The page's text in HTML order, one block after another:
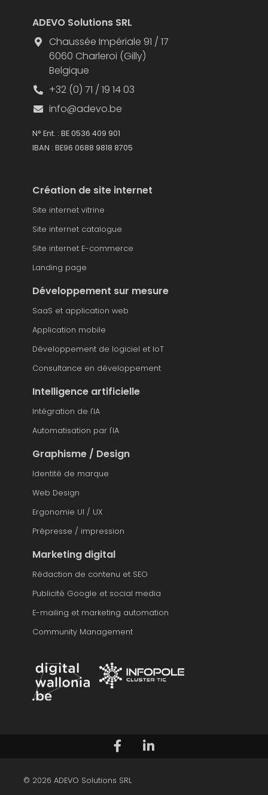
ADEVO Solutions SRL
Chaussée Impériale 91 / 17
6060 Charleroi (Gilly)
Belgique
+32 (0) 71 / 19 14 03
info@adevo.be
N° Ent. : BE 0536 409 901
IBAN : BE96 0688 9818 8705
Création de site internet
Site internet vitrine
Site internet catalogue
Site internet E-commerce
Landing page
Développement sur mesure
SaaS et application web
Application mobile
Développement de logiciel et IoT
Consultance en développement
Intelligence artificielle
Intégration de l'IA
Automatisation par l'IA
Graphisme / Design
Identité de marque
Web Design
Ergonomie UI / UX
Prépresse / impression
Marketing digital
Rédaction de contenu et SEO
Publicité Google et social media
E-mailing et marketing automation
Community Management
Suivez-nous sur Facebook
Voir notre profil LinkedIn
© 2026 ADEVO Solutions SRL